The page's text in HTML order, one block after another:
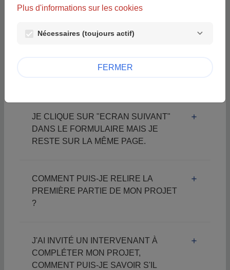
CLIQUE SUR LE LIEN REÇU PAR
DOIVENT-ELLES ÊTRE CLIENTES
JE CLIQUE SUR "ECRAN SUIVANT"
DANS LE FORMULAIRE MAIS JE
RESTE SUR LA MÊME PAGE.
COMMENT PUIS-JE RELIRE LA
PREMIÈRE PARTIE DE MON PROJET
?
J'AI INVITÉ UN INTERVENANT À
COMPLÉTER MON PROJET,
COMMENT PUIS-JE SAVOIR S'IL
Plus d'informations sur les cookies
Nécessaires (toujours actif)
FERMER